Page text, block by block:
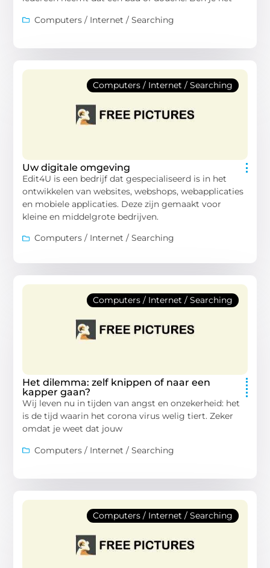
Computers / Internet / Searching
Computers / Internet / Searching
Uw digitale omgeving
Edit4U is een bedrijf dat gespecialiseerd is in het
ontwikkelen van websites, webshops, webapplicaties
en mobiele applicaties. Deze zijn gemaakt voor
kleine en middelgrote bedrijven.
Computers / Internet / Searching
Computers / Internet / Searching
Het dilemma: zelf knippen of naar een
kapper gaan?
Wij leven nu in tijden van angst en onzekerheid: het
is de tijd waarin het corona virus welig tiert. Zeker
omdat je weet dat jouw
Computers / Internet / Searching
Computers / Internet / Searching